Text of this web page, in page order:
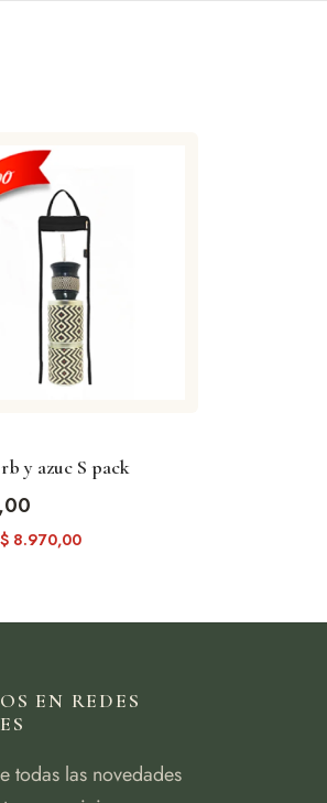
y azuc S pack
$ 8.970,00
EN REDES
todas las novedades